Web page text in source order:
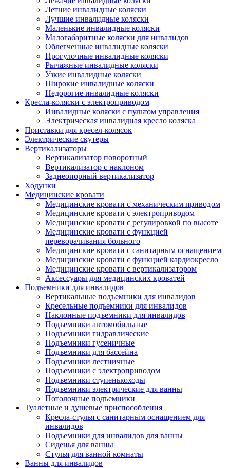
Летние инвалидные коляски
Лучшие инвалидные коляски
Маленькие инвалидные коляски
Малогабаритные коляски для инвалидов
Облегченные инвалидные коляски
Прогулочные инвалидные коляски
Рычажные инвалидные коляски
Узкие инвалидные коляски
Широкие инвалидные коляски
Недорогие инвалидные коляски
Кресла-коляски с электроприводом
Инвалидные коляски с пультом управления
Электрическая инвалидная кресло коляска
Приставки для кресел-колясок
Электрические скутеры
Вертикализаторы
Вертикализатор поворотный
Вертикализатор с наклоном
Заднеопорный вертикализатор
Ходунки
Медицинские кровати
Медицинские кровати с механическим приводом
Медицинские кровати с электроприводом
Медицинские кровати с регулировкой по высоте
Медицинские кровати с функцией
переворачивания больного
Медицинские кровати с санитарным оснащением
Медицинские кровати с функцией кардиокресло
Медицинские кровати с вертикализатором
Аксессуары для медицинских кроватей
Подъемники для инвалидов
Вертикальные подъемники для инвалидов
Кресельные подъемники для инвалидов
Наклонные подъемники для инвалидов
Подъемники автомобильные
Подъемники гидравлические
Подъемники гусеничные
Подъемники для бассейна
Подъемники лестничные
Подъемники с электроприводом
Подъемники ступенькоходы
Подъемники электрические для ванны
Потолочные подъемники
Туалетные и душевые приспособления
Кресла-стулья с санитарным оснащением для
инвалидов
Подъемники для инвалидов для ванны
Сиденья для ванны
Стулья для ванной комнаты
Ванны для инвалидов